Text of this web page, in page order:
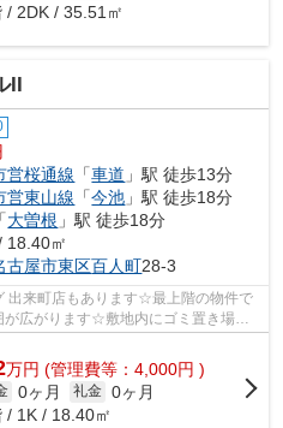
/ 2DK / 35.51㎡
営桜通線 「車道 」駅 徒歩13分
営東山線 「今池 」駅 徒歩18分
「大曽根 」駅 徒歩18分
18.40㎡
古屋市東区百人町28-3
出来町店もあります☆最上階の物件で
広がります☆敷地内にゴミ置き場が
なく...
万円 (管理費等：4,000円 )
0ヶ月 礼金 0ヶ月
/ 1K / 18.40㎡